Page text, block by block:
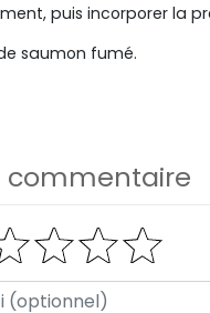
puis incorporer la
saumon fumé.
commentaire